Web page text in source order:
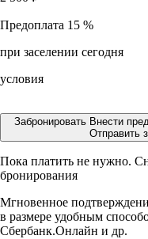
Предоплата 15 %
при заселении сегодня
условия
Забронировать Внести
Отправить
Пока платить не нужно.
бронирования
Мгновенное
в размере удобным
Сбербанк.Онлайн и др.